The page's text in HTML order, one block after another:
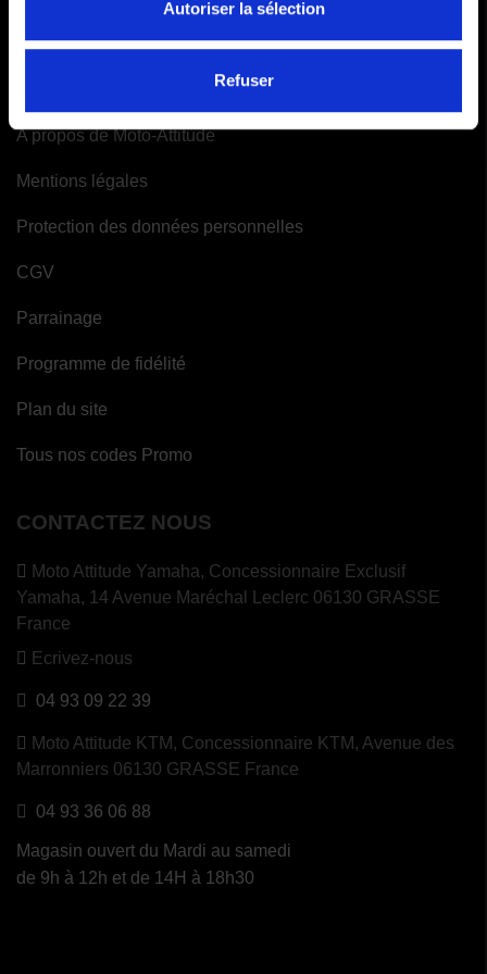
Autoriser la sélection
Refuser
A propos de Moto-Attitude
Mentions légales
Protection des données personnelles
CGV
Parrainage
Programme de fidélité
Plan du site
Tous nos codes Promo
CONTACTEZ NOUS
Moto Attitude Yamaha, Concessionnaire Exclusif
Yamaha, 14 Avenue Maréchal Leclerc 06130 GRASSE
France
Ecrivez-nous
04 93 09 22 39
Moto Attitude KTM, Concessionnaire KTM, Avenue des
Marronniers 06130 GRASSE France
04 93 36 06 88
Magasin ouvert du Mardi au samedi
de 9h à 12h et de 14H à 18h30